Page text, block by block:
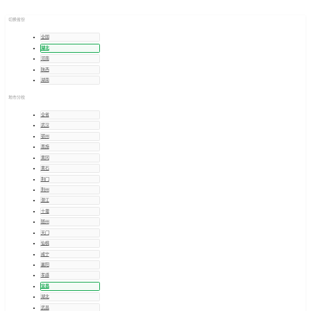
切换省份
全国
湖北
河南
陕西
湖南
地市分校
全省
武汉
鄂州
恩施
黄冈
黄石
荆门
荆州
潜江
十堰
随州
天门
仙桃
咸宁
襄阳
孝感
宜昌
湖北
武昌